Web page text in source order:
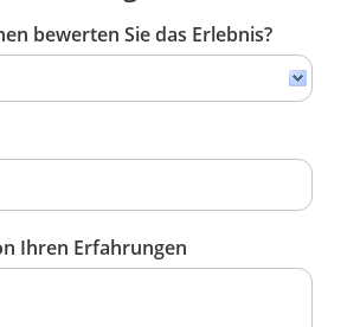
bewerten Sie das Erlebnis?
Ihren Erfahrungen